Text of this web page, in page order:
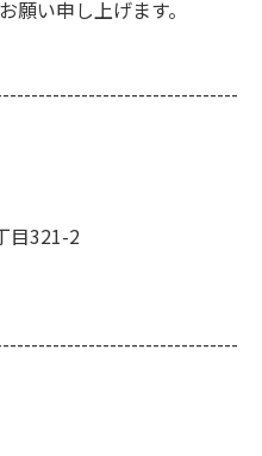
願い申し上げます。
目321-2